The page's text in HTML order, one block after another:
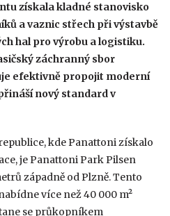
získala kladné stanovisko
a vaznic střech při výstavbě
hal pro výrobu a logistiku.
záchranný sbor
efektivně propojit moderní
nový standard v
kde Panattoni získalo
je Panattoni Park Pilsen
západně od Plzně. Tento
více než 40 000 m²
se průkopníkem